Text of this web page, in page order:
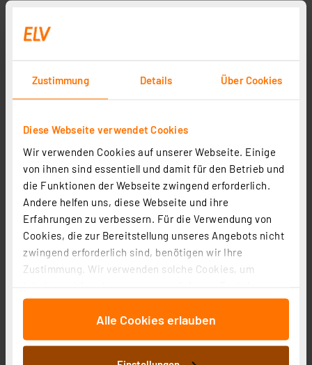
Zustimmung Details Über Cookies
Diese Webseite verwendet Cookies
Wir verwenden Cookies auf unserer Webseite. Einige
von ihnen sind essentiell und damit für den Betrieb und
die Funktionen der Webseite zwingend erforderlich.
Andere helfen uns, diese Webseite und ihre
Erfahrungen zu verbessern. Für die Verwendung von
Cookies, die zur Bereitstellung unseres Angebots nicht
zwingend erforderlich sind, benötigen wir Ihre
Zustimmung. Wir verwenden solche Cookies, um
für soziale Medien anbieten zu können und die Zugriffe
auf unsere Website zu analysieren. Außerdem geben
wir Informationen zu Ihrer Verwendung unserer Website
an unsere Partner für soziale Medien, Werbung und
Alle Cookies erlauben
Ventiladapter VA 16H, M28x1,5, Schließmaß 8,25 mm,
Artikel-Nr. 121098
1 2 3 4 5
inkl. MwSt.
Informationen zu Versandkosten
Adapter für Heizungsventil Vama M28x1,0 (Messing)
Artikel-Nr. 101945
10.60 CHF